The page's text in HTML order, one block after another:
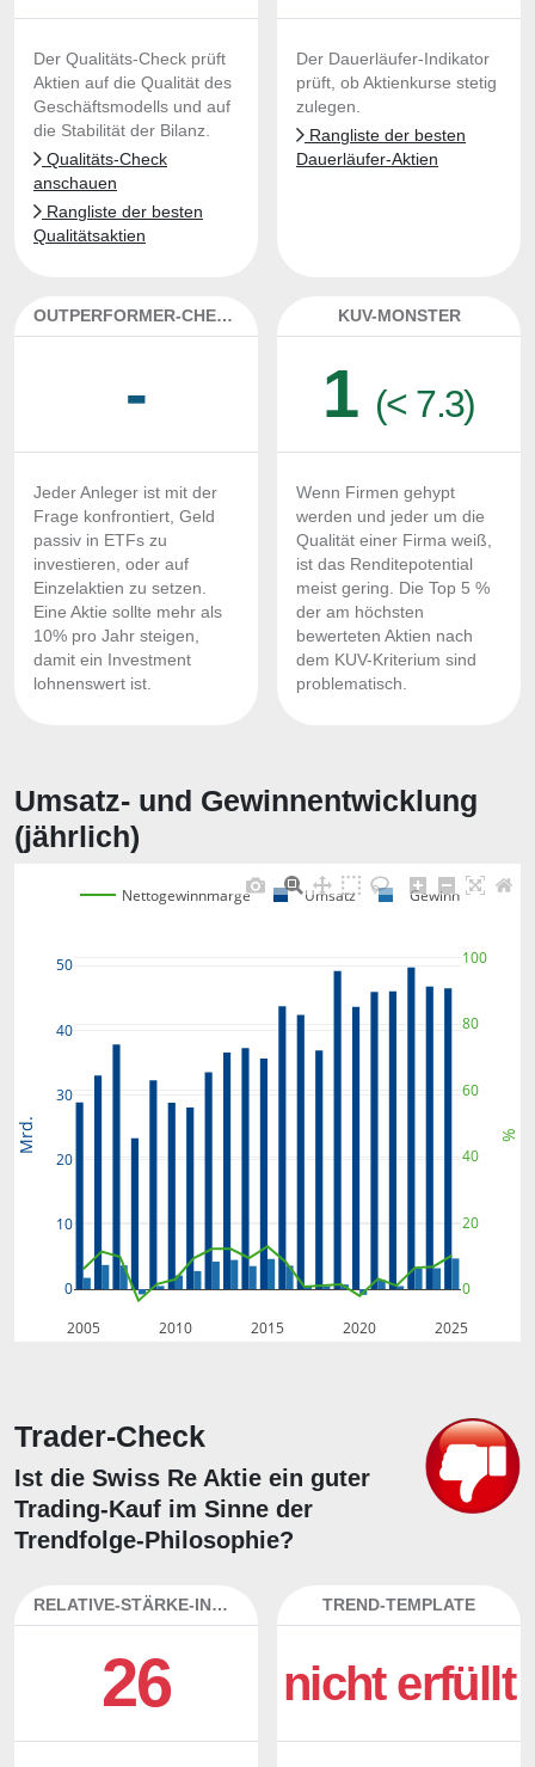
Der Qualitäts-Check prüft
Aktien auf die Qualität des
Geschäftsmodells und auf
die Stabilität der Bilanz.
Qualitäts-Check
anschauen
Rangliste der besten
Qualitätsaktien
Der Dauerläufer-Indikator
prüft, ob Aktienkurse stetig
zulegen.
Rangliste der besten
Dauerläufer-Aktien
OUTPERFORMER-CHECK
-
Jeder Anleger ist mit der
Frage konfrontiert, Geld
passiv in ETFs zu
investieren, oder auf
Einzelaktien zu setzen.
Eine Aktie sollte mehr als
10% pro Jahr steigen,
damit ein Investment
lohnenswert ist.
KUV-MONSTER
1 (< 7.3)
Wenn Firmen gehypt
werden und jeder um die
Qualität einer Firma weiß,
ist das Renditepotential
meist gering. Die Top 5 %
der am höchsten
bewerteten Aktien nach
dem KUV-Kriterium sind
problematisch.
Umsatz- und Gewinnentwicklung
(jährlich)
2005 2010 2015 2020 2025
0
10
20
30
40
50
0
20
40
60
80
100
Nettogewinnmarge Umsatz Gewinn
Mrd. %
Trader-Check
Ist die Swiss Re Aktie ein guter
Trading-Kauf im Sinne der
Trendfolge-Philosophie?
RELATIVE-STÄRKE-INDEX
26
TREND-TEMPLATE
nicht erfüllt